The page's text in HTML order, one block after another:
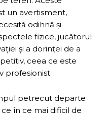
un avertisment,
odihnă și
fizice, jucătorul
și a dorinței de a
ceea ce este
profesionist.
petrecut departe
în ce mai dificil de